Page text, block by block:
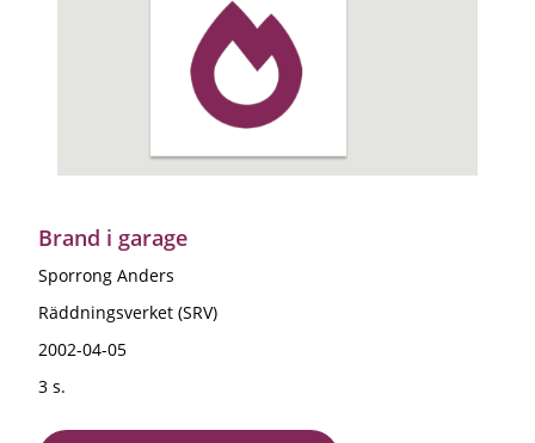
Brand i garage
Sporrong Anders
Räddningsverket (SRV)
2002-04-05
3 s.